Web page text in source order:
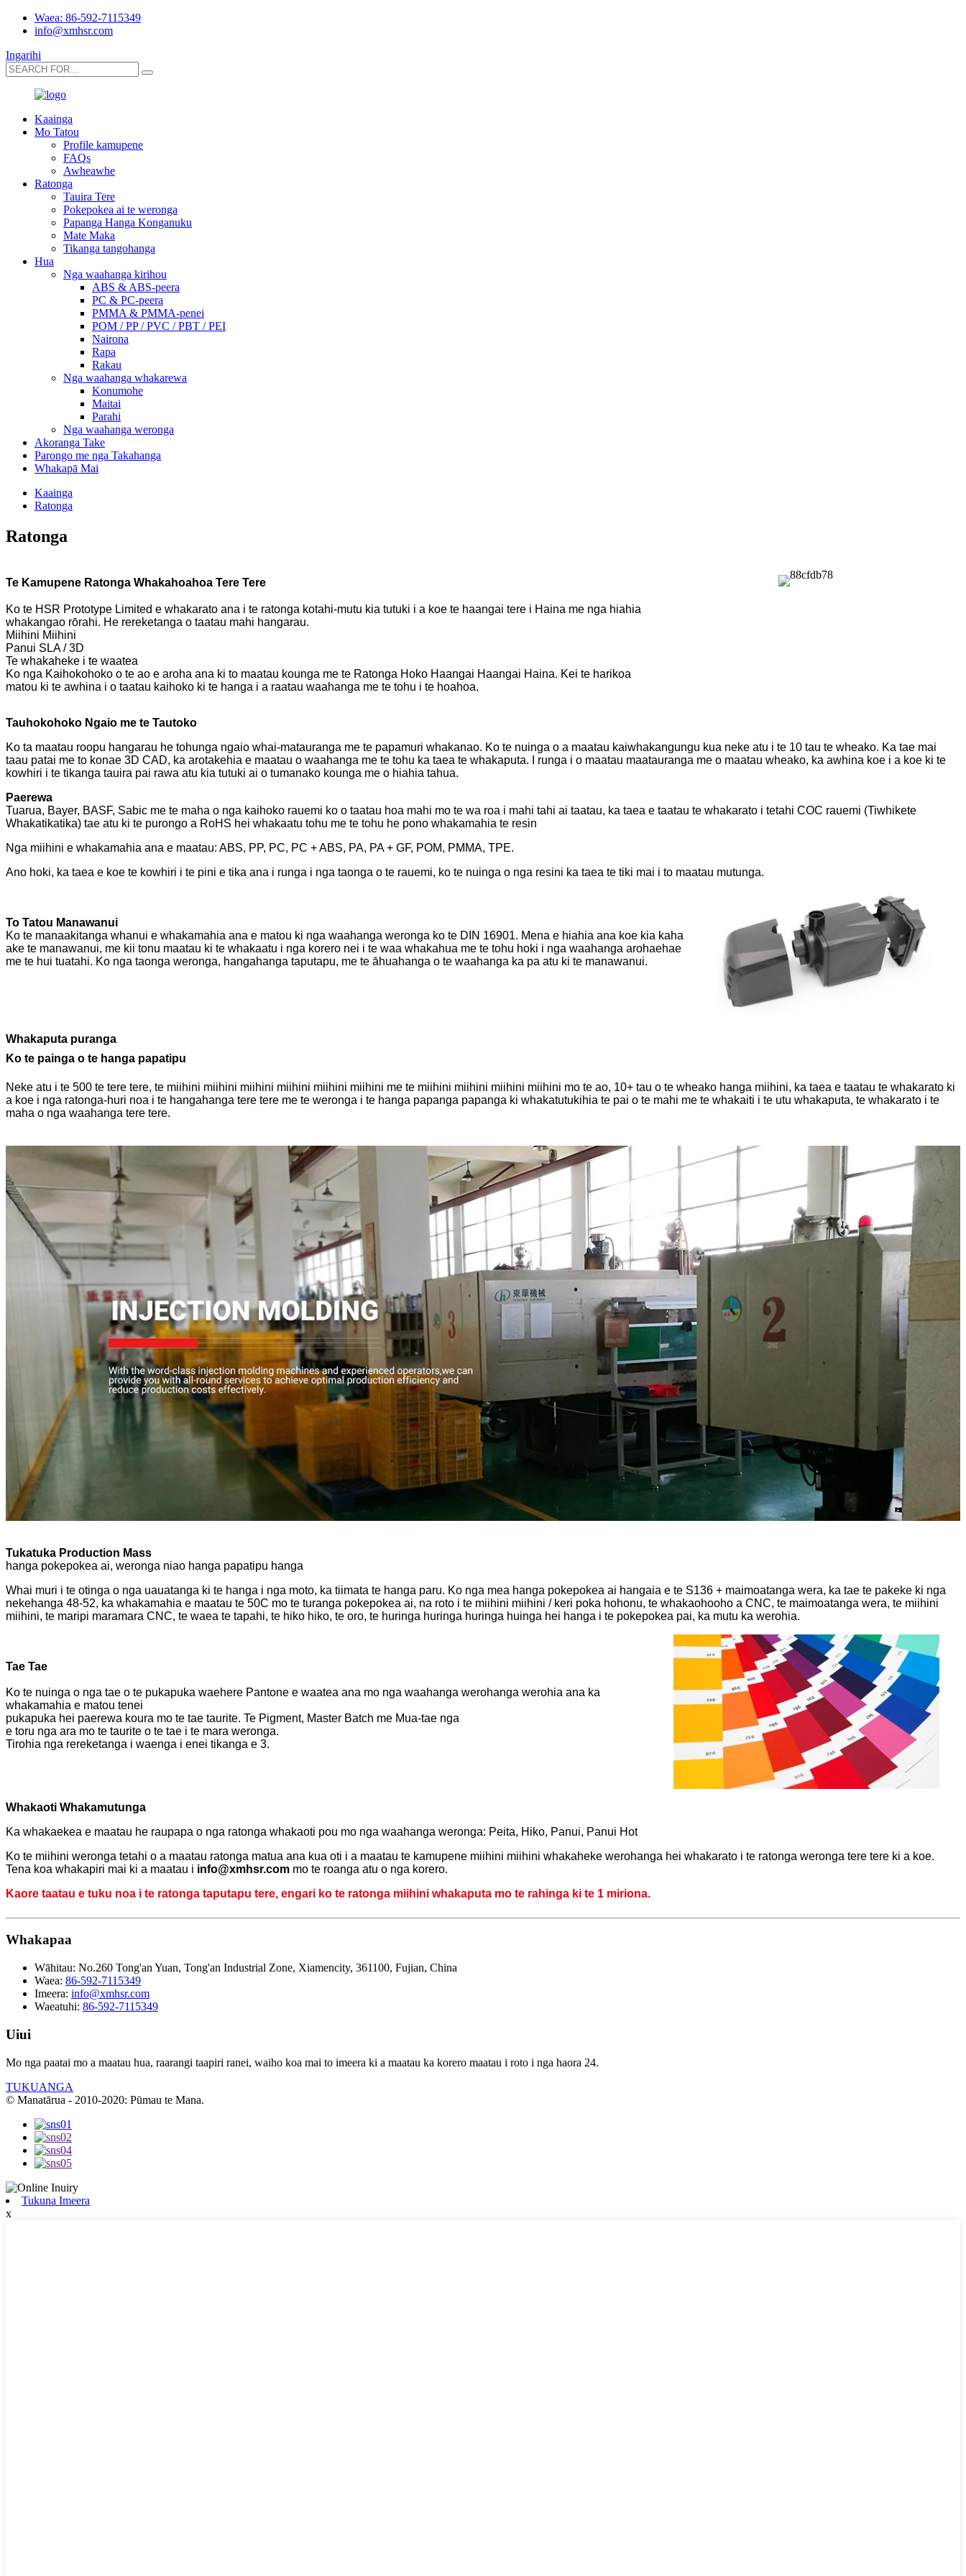
Waea: 86-592-7115349
info@xmhsr.com
Ingarihi
Kaainga
Mo Tatou
Profile kamupene
FAQs
Awheawhe
Ratonga
Tauira Tere
Pokepokea ai te weronga
Papanga Hanga Konganuku
Mate Maka
Tikanga tangohanga
Hua
Nga waahanga kirihou
ABS & ABS-peera
PC & PC-peera
PMMA & PMMA-penei
POM / PP / PVC / PBT / PEI
Nairona
Rapa
Rakau
Nga waahanga whakarewa
Konumohe
Maitai
Parahi
Nga waahanga weronga
Akoranga Take
Parongo me nga Takahanga
Whakapā Mai
Kaainga
Ratonga
Ratonga
Te Kamupene Ratonga Whakahoahoa Tere Tere
Ko te HSR Prototype Limited e whakarato ana i te ratonga kotahi-mutu kia tutuki i a koe te haangai tere i Haina me nga hiahia
whakangao rōrahi. He rereketanga o taatau mahi hangarau.
Miihini Miihini
Panui SLA / 3D
Te whakaheke i te waatea
Ko nga Kaihokohoko o te ao e aroha ana ki to maatau kounga me te Ratonga Hoko Haangai Haangai Haina. Kei te harikoa
matou ki te awhina i o taatau kaihoko ki te hanga i a raatau waahanga me te tohu i te hoahoa.
Tauhokohoko Ngaio me te Tautoko
Ko ta maatau roopu hangarau he tohunga ngaio whai-matauranga me te papamuri whakanao. Ko te nuinga o a maatau kaiwhakangungu kua neke atu i te 10 tau te wheako. Ka tae mai
taau patai me to konae 3D CAD, ka arotakehia e maatau o waahanga me te tohu ka taea te whakaputa. I runga i o maatau maatauranga me o maatau wheako, ka awhina koe i a koe ki te
kowhiri i te tikanga tauira pai rawa atu kia tutuki ai o tumanako kounga me o hiahia tahua.
Paerewa
Tuarua, Bayer, BASF, Sabic me te maha o nga kaihoko rauemi ko o taatau hoa mahi mo te wa roa i mahi tahi ai taatau, ka taea e taatau te whakarato i tetahi COC rauemi (Tiwhikete
Whakatikatika) tae atu ki te purongo a RoHS hei whakaatu tohu me te tohu he pono whakamahia te resin
Nga miihini e whakamahia ana e maatau: ABS, PP, PC, PC + ABS, PA, PA + GF, POM, PMMA, TPE.
Ano hoki, ka taea e koe te kowhiri i te pini e tika ana i runga i nga taonga o te rauemi, ko te nuinga o nga resini ka taea te tiki mai i to maatau mutunga.
To Tatou Manawanui
Ko te manaakitanga whanui e whakamahia ana e matou ki nga waahanga weronga ko te DIN 16901. Mena e hiahia ana koe kia kaha
ake te manawanui, me kii tonu maatau ki te whakaatu i nga korero nei i te waa whakahua me te tohu hoki i nga waahanga arohaehae
me te hui tuatahi. Ko nga taonga weronga, hangahanga taputapu, me te āhuahanga o te waahanga ka pa atu ki te manawanui.
Whakaputa puranga
Ko te painga o te hanga papatipu
Neke atu i te 500 te tere tere, te miihini miihini miihini miihini miihini miihini me te miihini miihini miihini miihini mo te ao, 10+ tau o te wheako hanga miihini, ka taea e taatau te whakarato ki
a koe i nga ratonga-huri noa i te hangahanga tere tere me te weronga i te hanga papanga papanga ki whakatutukihia te pai o te mahi me te whakaiti i te utu whakaputa, te whakarato i te
maha o nga waahanga tere tere.
Tukatuka Production Mass
hanga pokepokea ai, weronga niao hanga papatipu hanga
Whai muri i te otinga o nga uauatanga ki te hanga i nga moto, ka tiimata te hanga paru. Ko nga mea hanga pokepokea ai hangaia e te S136 + maimoatanga wera, ka tae te pakeke ki nga
nekehanga 48-52, ka whakamahia e maatau te 50C mo te turanga pokepokea ai, na roto i te miihini miihini / keri poka hohonu, te whakaohooho a CNC, te maimoatanga wera, te miihini
miihini, te maripi maramara CNC, te waea te tapahi, te hiko hiko, te oro, te huringa huringa huringa huinga hei hanga i te pokepokea pai, ka mutu ka werohia.
Tae Tae
Ko te nuinga o nga tae o te pukapuka waehere Pantone e waatea ana mo nga waahanga werohanga werohia ana ka
whakamahia e matou tenei
pukapuka hei paerewa koura mo te tae taurite. Te Pigment, Master Batch me Mua-tae nga
e toru nga ara mo te taurite o te tae i te mara weronga.
Tirohia nga rereketanga i waenga i enei tikanga e 3.
Whakaoti Whakamutunga
Ka whakaekea e maatau he raupapa o nga ratonga whakaoti pou mo nga waahanga weronga: Peita, Hiko, Panui, Panui Hot
Ko te miihini weronga tetahi o a maatau ratonga matua ana kua oti i a maatau te kamupene miihini miihini whakaheke werohanga hei whakarato i te ratonga weronga tere tere ki a koe.
Tena koa whakapiri mai ki a maatau i info@xmhsr.com mo te roanga atu o nga korero.
Kaore taatau e tuku noa i te ratonga taputapu tere, engari ko te ratonga miihini whakaputa mo te rahinga ki te 1 miriona.
Whakapaa
Wāhitau: No.260 Tong'an Yuan, Tong'an Industrial Zone, Xiamencity, 361100, Fujian, China
Waea: 86-592-7115349
Imeera: info@xmhsr.com
Waeatuhi: 86-592-7115349
Uiui
Mo nga paatai ​​mo a maatau hua, raarangi taapiri ranei, waiho koa mai to imeera ki a maatau ka korero maatau i roto i nga haora 24.
TUKUANGA
© Manatārua - 2010-2020: Pūmau te Mana.
Tukuna Imeera
x